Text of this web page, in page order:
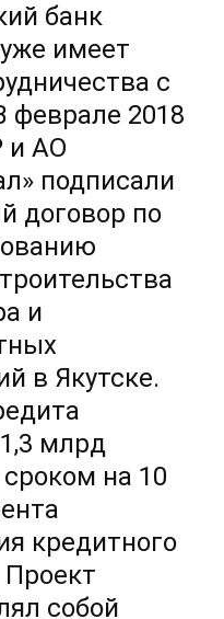
банк
имеет
с
феврале 2018
и АО
подписали
договор по
и
в Якутске.
млрд
на 10
кредитного
Проект
собой